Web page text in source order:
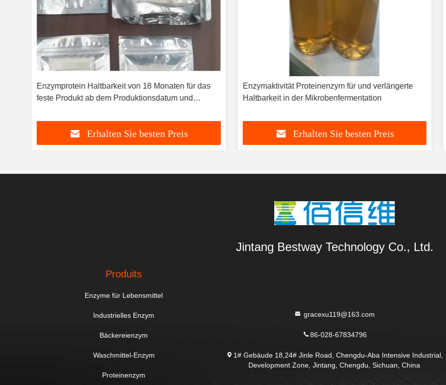
Enzymprotein Haltbarkeit von 18 Monaten für das
feste Produkt ab dem Produktionsdatum und
Erhalten Sie besten Preis
Enzymaktivität Proteinenzym für und verlängerte
Haltbarkeit in der Mikrobenfermentation
Erhalten Sie besten Preis
Jintang Bestway Technology Co., Ltd.
Produits
Enzyme für Lebensmittel
Industrielles Enzym
Bäckereienzym
Waschmittel-Enzym
Proteinenzym
gracexu119@163.com
86-028-67834796
1# Gebäude 18,24# Jinle Road, Chengdu-Aba Intensive Industrial,
Development Zone, Jintang, Chengdu, Sichuan, China